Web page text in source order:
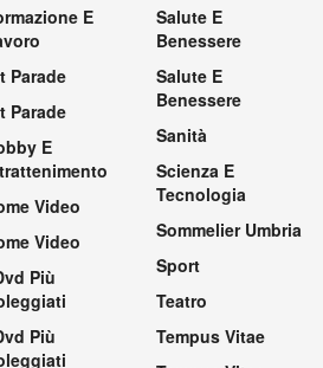
E
Parade
Parade
E
Video
Video
Più
Più
Salute E
Benessere
Salute E
Benessere
Sanità
Scienza E
Tecnologia
Sommelier Umbria
Sport
Teatro
Tempus Vitae